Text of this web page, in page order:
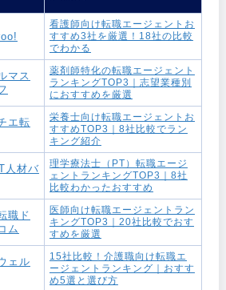
看護師向け転職エージェントお
すすめ3社を厳選！18社の比較
でわかる
マス
薬剤師特化の転職エージェント
ランキングTOP3｜志望業種別
におすすめを厳選
エ転
栄養士向け転職エージェントお
すすめTOP3｜8社比較でラン
キング紹介
人材バ
理学療法士（PT）転職エージ
ェントランキングTOP3｜8社
比較わかったおすすめ
職ド
ム
医師向け転職エージェントラン
キングTOP3｜20社比較でおす
すめを厳選
ェル
15社比較！介護職向け転職エ
ージェントランキング｜おすす
め5選と選び方